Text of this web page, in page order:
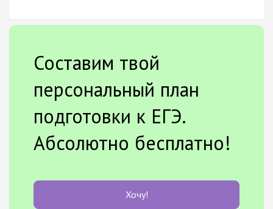
Составим твой
персональный план
подготовки к ЕГЭ.
Абсолютно бесплатно!
Хочу!